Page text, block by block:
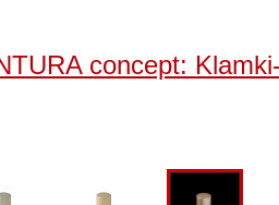
concept: